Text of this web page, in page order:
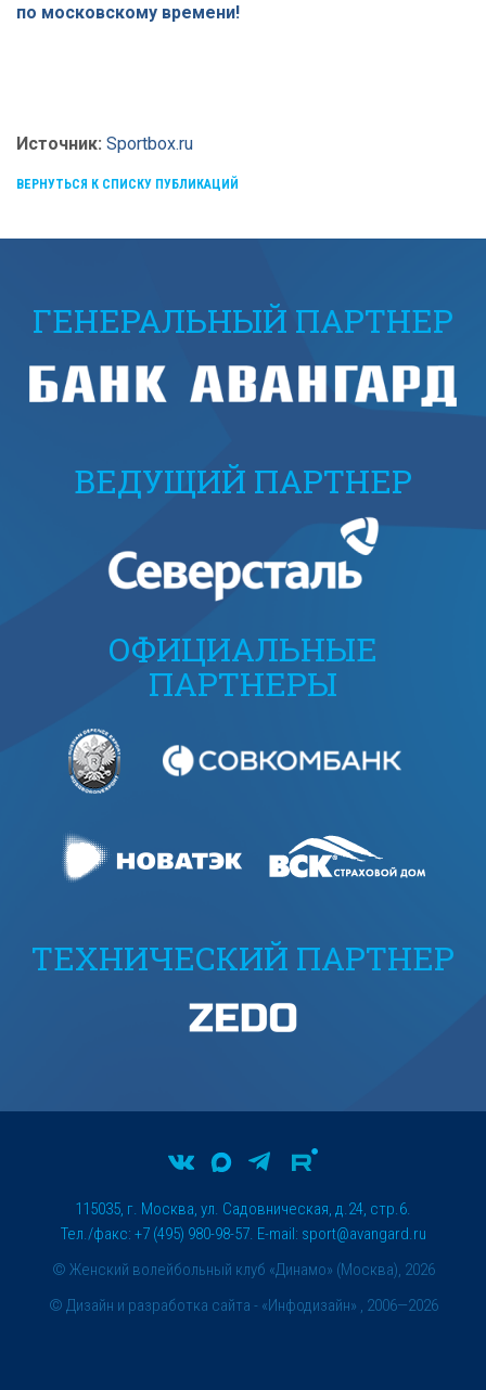
по московскому времени!
Источник: Sportbox.ru
ВЕРНУТЬСЯ К СПИСКУ ПУБЛИКАЦИЙ
ГЕНЕРАЛЬНЫЙ ПАРТНЕР
ВЕДУЩИЙ ПАРТНЕР
ОФИЦИАЛЬНЫЕ
ПАРТНЕРЫ
ТЕХНИЧЕСКИЙ ПАРТНЕР
© Женский волейбольный клуб «Динамо» (Москва), 2026
115035, г. Москва, ул. Садовническая, д.24, стр.6.
Тел./факс: +7 (495) 980-98-57. E-mail: sport@avangard.ru
© Дизайн и разработка сайта - «Инфодизайн» , 2006—2026